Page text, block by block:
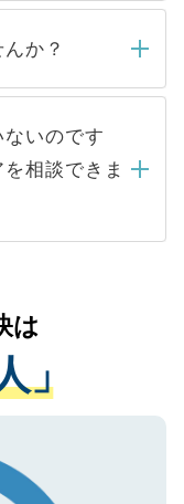
のある医療機
が殺到する場
合った人材の
ケースが増え
一切ありませ
定をいただい
ん。内定先へ
トナーが行い
か？
ありませんの
トからの登録
個人情報は、
び転職活動の
。お預かりし
ご本人の許可
いての厳密な
みに付与され
得済みです。
心ください。
いのです
相談できま
の状況や紹介
アドバイスを
ご転職をされ
トが可能です
。
は
」